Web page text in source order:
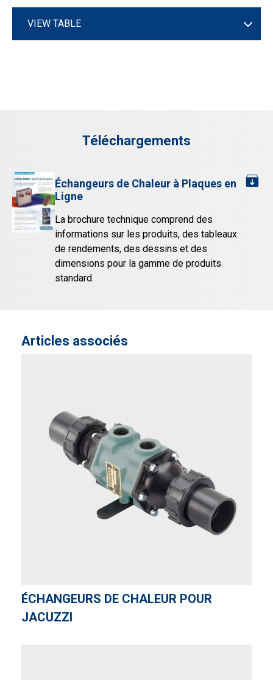
VIEW TABLE
Téléchargements
Échangeurs de Chaleur à Plaques en
Ligne
La brochure technique comprend des
informations sur les produits, des tableaux
de rendements, des dessins et des
dimensions pour la gamme de produits
standard.
Articles associés
ÉCHANGEURS DE CHALEUR POUR
JACUZZI